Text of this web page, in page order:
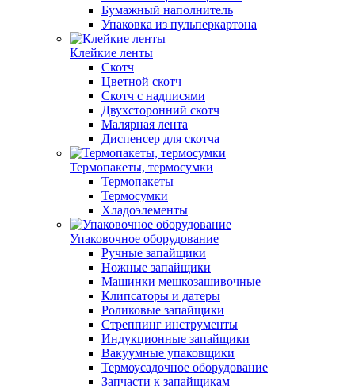
Бумажный наполнитель
Упаковка из пульперкартона
Клейкие ленты
Скотч
Цветной скотч
Скотч с надписями
Двухсторонний скотч
Малярная лента
Диспенсер для скотча
Термопакеты, термосумки
Термопакеты
Термосумки
Хладоэлементы
Упаковочное оборудование
Ручные запайщики
Ножные запайщики
Машинки мешкозашивочные
Клипсаторы и датеры
Роликовые запайщики
Стреппинг инструменты
Индукционные запайщики
Вакуумные упаковщики
Термоусадочное оборудование
Запчасти к запайщикам